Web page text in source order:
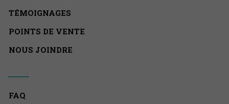
TÉMOIGNAGES
POINTS DE VENTE
NOUS JOINDRE
FAQ